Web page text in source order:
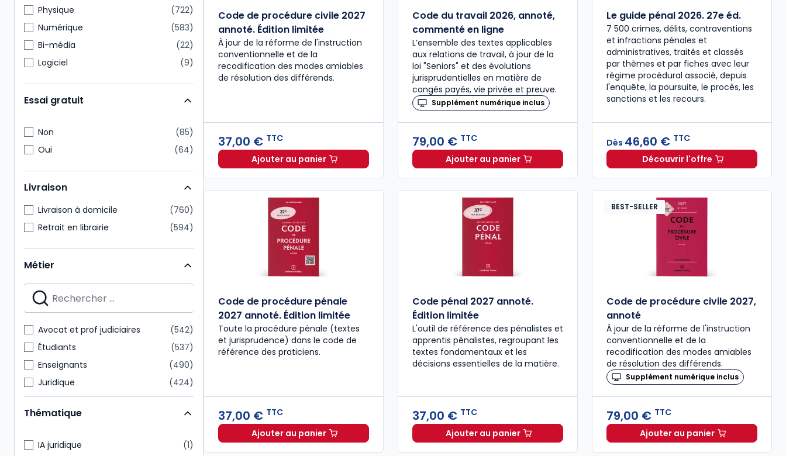
Physique
722
Numérique
583
Bi-média
22
Logiciel
9
Essai gratuit
Non
85
Oui
64
Livraison
Livraison à domicile
760
Retrait en librairie
594
Métier
Avocat et prof judiciaires
542
Étudiants
537
Enseignants
490
Juridique
424
Notaire
218
Expert-comptable
175
Commissaire aux comptes
151
Thématique
IA juridique 1
Code de procédure civile 2027
annoté. Édition limitée
À jour de la réforme de l'instruction
conventionnelle et de la
recodification des modes amiables
de résolution des différends.
37,00 € TTC
Ajouter au panierCode de procédure civile 2027 annoté. Édition limitée à 37,00 € TTC
Code du travail 2026, annoté,
commenté en ligne
L’ensemble des textes applicables
aux relations de travail, à jour de la
loi "Seniors" et des évolutions
jurisprudentielles en matière de
congés payés, vie privée et preuve.
Supplément numérique inclus
79,00 € TTC
Ajouter au panierCode du travail 2026, annoté, commenté en ligne à 79,00 € TTC
Le guide pénal 2026. 27e éd.
7 500 crimes, délits, contraventions
et infractions pénales et
administratives, traités et classés
par thèmes et par fiches avec leur
régime procédural associé, depuis
l'enquête, la poursuite, le procès, les
sanctions et les recours.
Dès 46,60 € TTC
Découvrir l'offreLe guide pénal 2026.
Code de procédure pénale
2027 annoté. Édition limitée
Toute la procédure pénale (textes
et jurisprudence) dans le code de
référence des praticiens.
37,00 € TTC
Ajouter au panierCode de procédure pénale 2027 annoté. Édition limitée à 37,00 € TTC
Code pénal 2027 annoté.
Édition limitée
L'outil de référence des pénalistes et
apprentis pénalistes, regroupant les
textes fondamentaux et les
décisions essentielles de la matière.
37,00 € TTC
Ajouter au panierCode pénal 2027 annoté. Édition limitée à 37,00 € TTC
BEST-SELLER
Code de procédure civile 2027,
annoté
À jour de la réforme de l'instruction
conventionnelle et de la
recodification des modes amiables
de résolution des différends.
Supplément numérique inclus
79,00 € TTC
Ajouter au panierCode de procédure